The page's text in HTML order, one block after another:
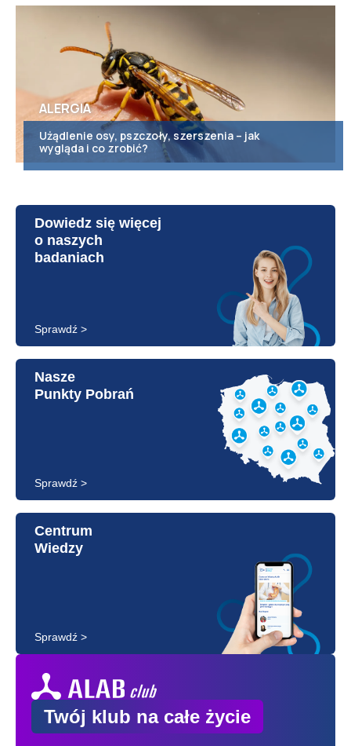
ALERGIA
Użądlenie osy, pszczoły, szerszenia – jak
wygląda i co zrobić?
Dowiedz się więcej
o naszych
badaniach
Sprawdź >
Nasze
Punkty Pobrań
Sprawdź >
Centrum
Wiedzy
Sprawdź >
Twój klub na całe życie